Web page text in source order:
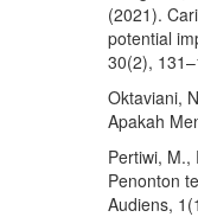
(2021).
potential
30(2),
Oktaviani,
Apakah
Pertiwi, M.,
Penonton
Audiens,